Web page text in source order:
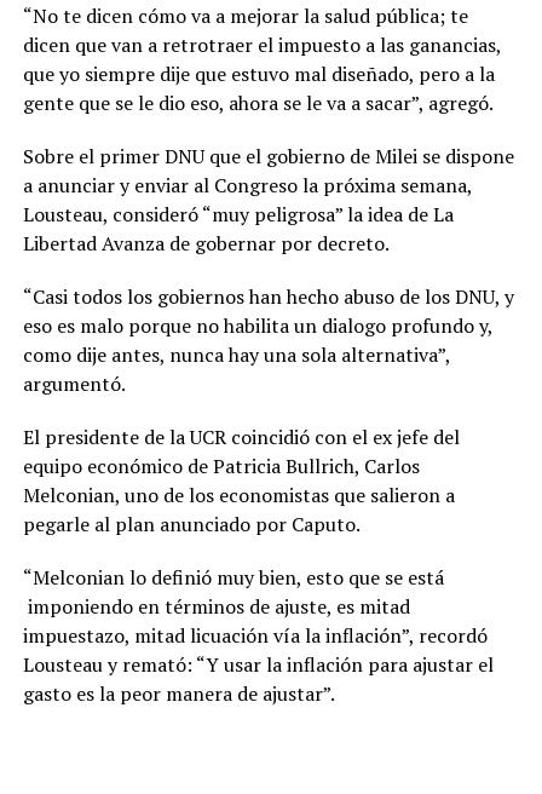
“No te dicen cómo va a mejorar la salud pública; te
dicen que van a retrotraer el impuesto a las ganancias,
que yo siempre dije que estuvo mal diseñado, pero a la
gente que se le dio eso, ahora se le va a sacar”, agregó.
Sobre el primer DNU que el gobierno de Milei se dispone
a anunciar y enviar al Congreso la próxima semana,
Lousteau, consideró “muy peligrosa” la idea de La
Libertad Avanza de gobernar por decreto.
“Casi todos los gobiernos han hecho abuso de los DNU, y
eso es malo porque no habilita un dialogo profundo y,
como dije antes, nunca hay una sola alternativa”,
argumentó.
El presidente de la UCR coincidió con el ex jefe del
equipo económico de Patricia Bullrich, Carlos
Melconian, uno de los economistas que salieron a
pegarle al plan anunciado por Caputo.
“Melconian lo definió muy bien, esto que se está
imponiendo en términos de ajuste, es mitad
impuestazo, mitad licuación vía la inflación”, recordó
Lousteau y remató: “Y usar la inflación para ajustar el
gasto es la peor manera de ajustar”.